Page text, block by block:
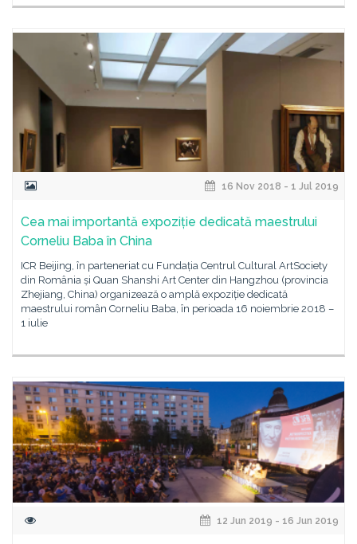
16 Nov 2018 - 1 Jul 2019
Cea mai importantă expoziție dedicată maestrului
Corneliu Baba în China
ICR Beijing, în parteneriat cu Fundația Centrul Cultural ArtSociety
din România și Quan Shanshi Art Center din Hangzhou (provincia
Zhejiang, China) organizează o amplă expoziție dedicată
maestrului român Corneliu Baba, în perioada 16 noiembrie 2018 –
1 iulie
12 Jun 2019 - 16 Jun 2019